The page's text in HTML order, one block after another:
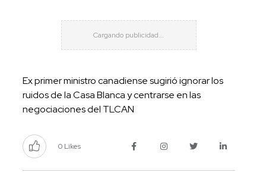
Ex primer ministro canadiense sugirió ignorar los
ruidos de la Casa Blanca y centrarse en las
negociaciones del TLCAN
0 Likes